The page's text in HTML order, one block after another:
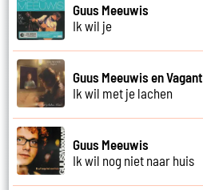
Guus Meeuwis
Ik wil je
Guus Meeuwis en Vagant
Ik wil met je lachen
Guus Meeuwis
Ik wil nog niet naar huis